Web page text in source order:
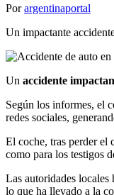
Porargentinaportal
Un impactante
Un accidente
Según los informes, el
redes sociales,
El coche, tras perder el
como para los testigos
Las autoridades locales
lo que ha llevado a la